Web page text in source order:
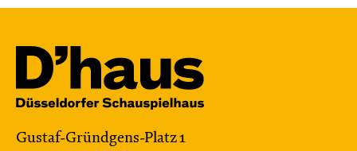
Gustaf-Gründgens-Platz 1